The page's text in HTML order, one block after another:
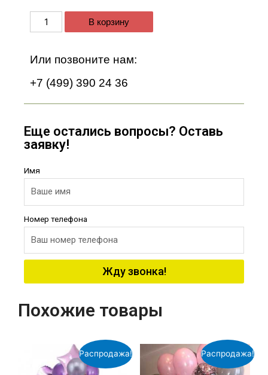
В корзину
Или позвоните нам:
+7 (499) 390 24 36
Еще остались вопросы? Оставь
заявку!
Имя
Номер телефона
Жду звонка!
Похожие товары
Распродажа! Распродажа!